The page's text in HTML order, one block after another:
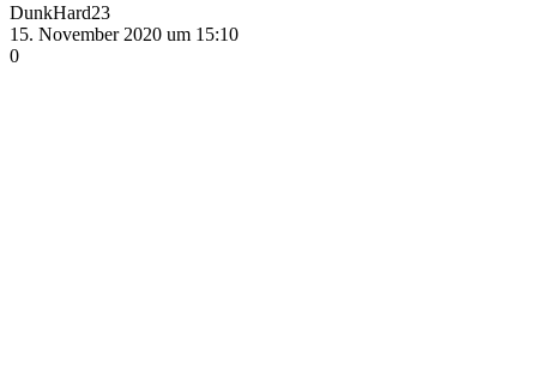
DunkHard23
15. November 2020 um 15:10
0